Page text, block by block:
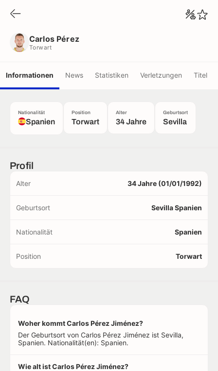
Carlos Pérez
Torwart
Informationen News Statistiken Verletzungen Titel
Nationalität
Spanien
Position
Torwart
Alter
34 Jahre
Geburtsort
Sevilla
Profil
Alter 34 Jahre (01/01/1992)
Geburtsort Sevilla Spanien
Nationalität Spanien
Position Torwart
FAQ
Woher kommt Carlos Pérez Jiménez?
Der Geburtsort von Carlos Pérez Jiménez ist Sevilla,
Spanien. Nationalität(en): Spanien.
Wie alt ist Carlos Pérez Jiménez?